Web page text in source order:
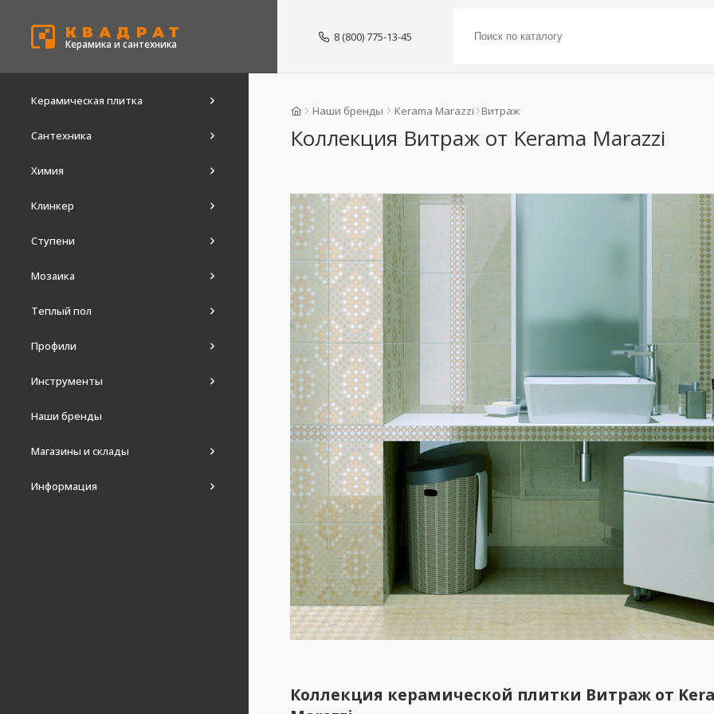
КВАДРАТ
Керамика и сантехника
8 (800) 775-13-45
Керамическая плитка
Сантехника
Химия
Клинкер
Ступени
Мозаика
Теплый пол
Профили
Инструменты
Наши бренды
Магазины и склады
Информация
Наши бренды Kerama Marazzi Витраж
Коллекция Витраж от Kerama Marazzi
Коллекция керамической плитки Витраж от